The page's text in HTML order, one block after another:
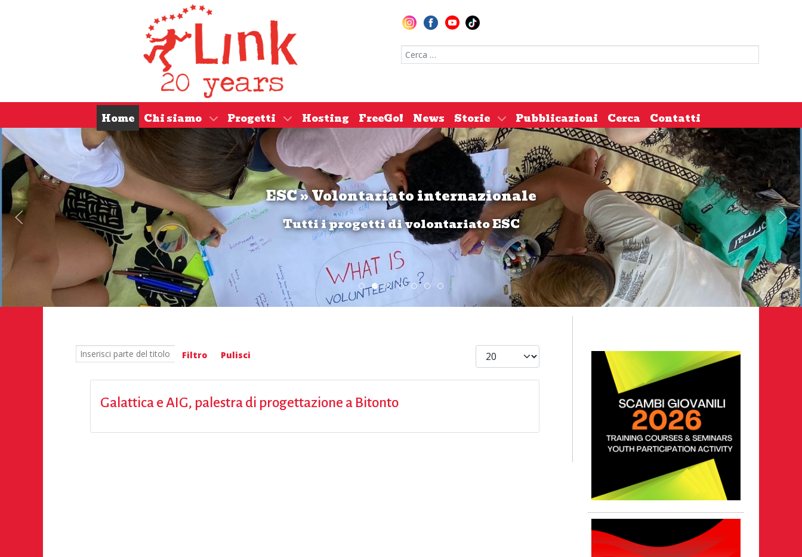
Cerca nel sito
Home Chi siamo Progetti Hosting FreeGo! News Storie Pubblicazioni Cerca Contatti
ESC » Volontariato internazionale
Tutti i progetti di volontariato ESC
DiscoverEu Inclusion
ESC » Volontariato internazionale
Scambio Giovanile » 19 - 28 maggio 2026
Scopri dove sono i nostri volontari
Inserisci parte del titolo Filtro Pulisci Visualizza #
Galattica e AIG, palestra di progettazione a Bitonto